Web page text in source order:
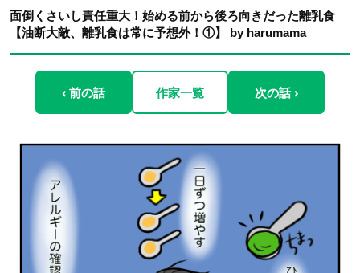
面倒くさいし責任重大！始める前から後ろ向きだった離乳食
【油断大敵、離乳食は常に予想外！①】 by harumama
‹ 前の話 作家一覧 次の話 ›